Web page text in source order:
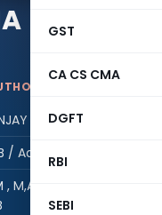
GST
CA CS CMA
DGFT
RBI
SEBI
SHARMA
/ Advocate
M,A (POLITICAL